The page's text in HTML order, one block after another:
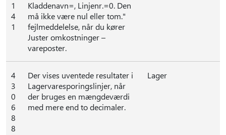
1
4
1
Kladdenavn=, Linjenr.=0. Den
må ikke være nul eller tom."
fejlmeddelelse, når du kører
Juster omkostninger –
vareposter.
4
3
0
6
8
8
Der vises uventede resultater i
Lagervaresporingslinjer, når
der bruges en mængdeværdi
med mere end to decimaler.
Lager